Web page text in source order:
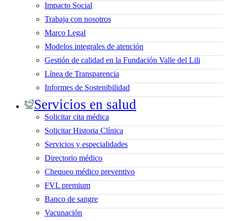
Impacto Social
Trabaja con nosotros
Marco Legal
Modelos integrales de atención
Gestión de calidad en la Fundación Valle del Lili
Línea de Transparencia
Informes de Sostenibilidad
Servicios en salud
Solicitar cita médica
Solicitar Historia Clínica
Servicios y especialidades
Directorio médico
Chequeo médico preventivo
FVL premium
Banco de sangre
Vacunación